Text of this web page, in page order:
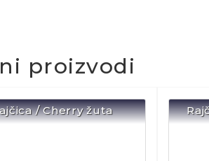
proizvodi
/ Cherry žuta